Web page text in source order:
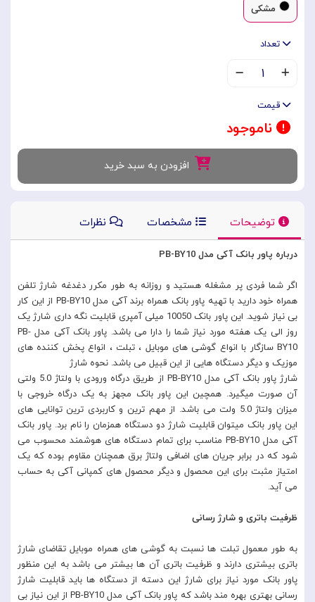
مشکی
تعداد
۱
قیمت
ناموجود
افزودن به سبد خرید
توضیحات مشخصات نظرات
درباره پاور بانک آکی مدل PB-BY10
اگر شما فردی پر مشغله هستید و روزانه به طور مکرر دغدغه شارژ تلفن
همراه خود دارید با تهیه پاور بانک همراه برند آکی مدل PB-BY10 از این کار
بی نیاز شوید‌. این پاور بانک 10050 میلی آمپری قابلیت نگه داری شارژ یک
روز الی یک هفته مورد نیاز شما را دارا می باشد. پاور بانک آکی مدل PB-
BY10 سازگار با انواع گوشی های موبایل ، تبلت ، انواع پخش کننده های
موزیک و دیگر دستگاه هایی از این قبیل می باشد. نحوه شارژ
شارژ پاور بانک آکی مدل PB-BY10 از طریق درگاه ورودی با ولتاژ 5.0 ولتی
آن صورت میگیرد. همچین این پاور بانک مجهز به یک درگاه خروجی با
میزان ولتاژ 5.0 ولت می باشد. از مهم ترین و کاربردی ترین توانایی های
این پاور بانک میتوان قابلیت شارژ دو دستگاه همزمان را نام برد. پاور بانک
آکی مدل PB-BY10 مناسب برای تمام دستگاه های هوشمند محسوب می
شود که در برابر جریان های اضافی ولتاژ برق همچنان مقاوم بوده که یک
امتیاز مثبت برای این محصول و دیگر محصول های کمپانی آکی به حساب
می آید.
ظرفیت باتری و شارژ رسانی
به طور معمول تبلت ها نسبت به گوشی های همراه موبایل تقاضای شارژ
باتری بیشتری دارند و ظرفیت باتری آن ها بیشتر می باشد به این منظور
پاور بانک مورد نیاز برای شارژ این دسته از دستگاه ها باید قابلیت شارژ
رسانی بهتری بهره مند باشد که پاور بانک آکی مدل PB-BY10 از این نیاز بی